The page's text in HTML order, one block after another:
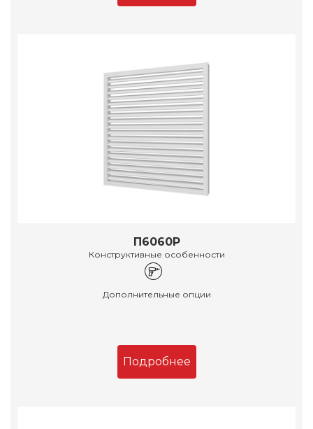
П6060Р
Конструктивные особенности
Дополнительные опции
Подробнее